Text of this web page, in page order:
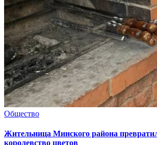
Общество
Жительница Минского района
королевство цветов